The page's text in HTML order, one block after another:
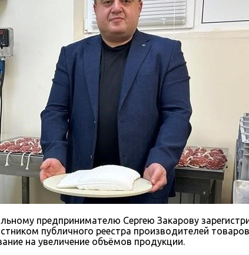
предпринимателю Сергею Закарову
публичного реестра производителей
на увеличение объёмов продукции.